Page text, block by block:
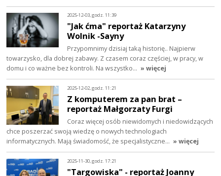
2025-12-03, godz. 11:39
"Jak ćma" reportaż Katarzyny
Wolnik -Sayny
Przypomnimy dzisiaj taką historię.. Najpierw
towarzysko, dla dobrej zabawy. Z czasem coraz częściej, w pracy, w
domu i co ważne bez kontroli. Na wszystko… » więcej
2025-12-02, godz. 11:21
Z komputerem za pan brat –
reportaż Małgorzaty Furgi
Coraz więcej osób niewidomych i niedowidzących
chce poszerzać swoją wiedzę o nowych technologiach
informatycznych. Mają świadomość, że specjalistyczne… » więcej
2025-11-30, godz. 17:21
"Targowiska" - reportaż Joanny